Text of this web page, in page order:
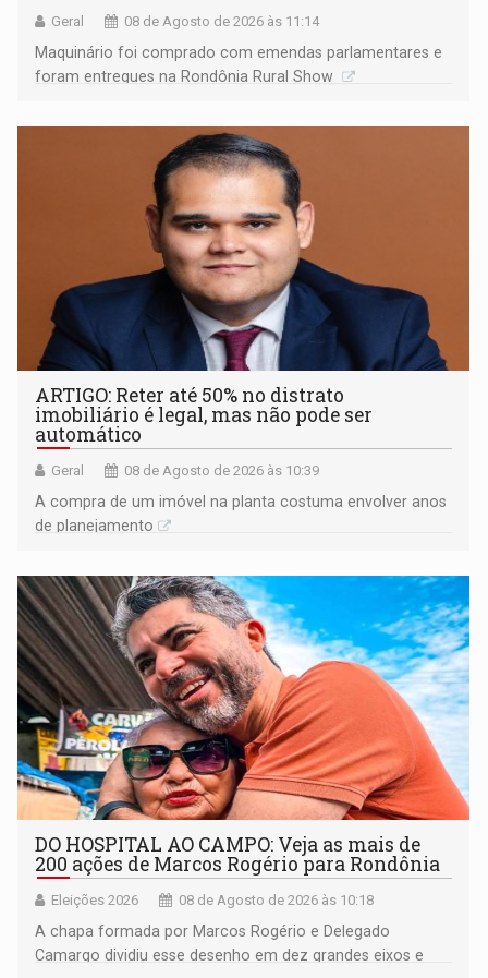
Geral 08 de Agosto de 2026 às 11:14
Maquinário foi comprado com emendas parlamentares e
foram entregues na Rondônia Rural Show
ARTIGO: Reter até 50% no distrato
imobiliário é legal, mas não pode ser
automático
Geral 08 de Agosto de 2026 às 10:39
A compra de um imóvel na planta costuma envolver anos
de planejamento
DO HOSPITAL AO CAMPO: Veja as mais de
200 ações de Marcos Rogério para Rondônia
Eleições 2026 08 de Agosto de 2026 às 10:18
A chapa formada por Marcos Rogério e Delegado
Camargo dividiu esse desenho em dez grandes eixos e